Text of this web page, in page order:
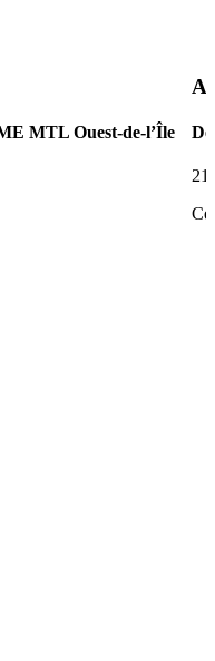
MTL Ouest-de-l’Île
21